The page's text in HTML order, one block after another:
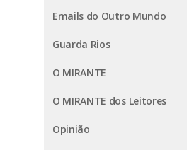
Emails do Outro Mundo
Guarda Rios
O MIRANTE
O MIRANTE dos Leitores
Opinião